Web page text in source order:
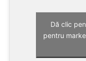
Dă clic
pentru